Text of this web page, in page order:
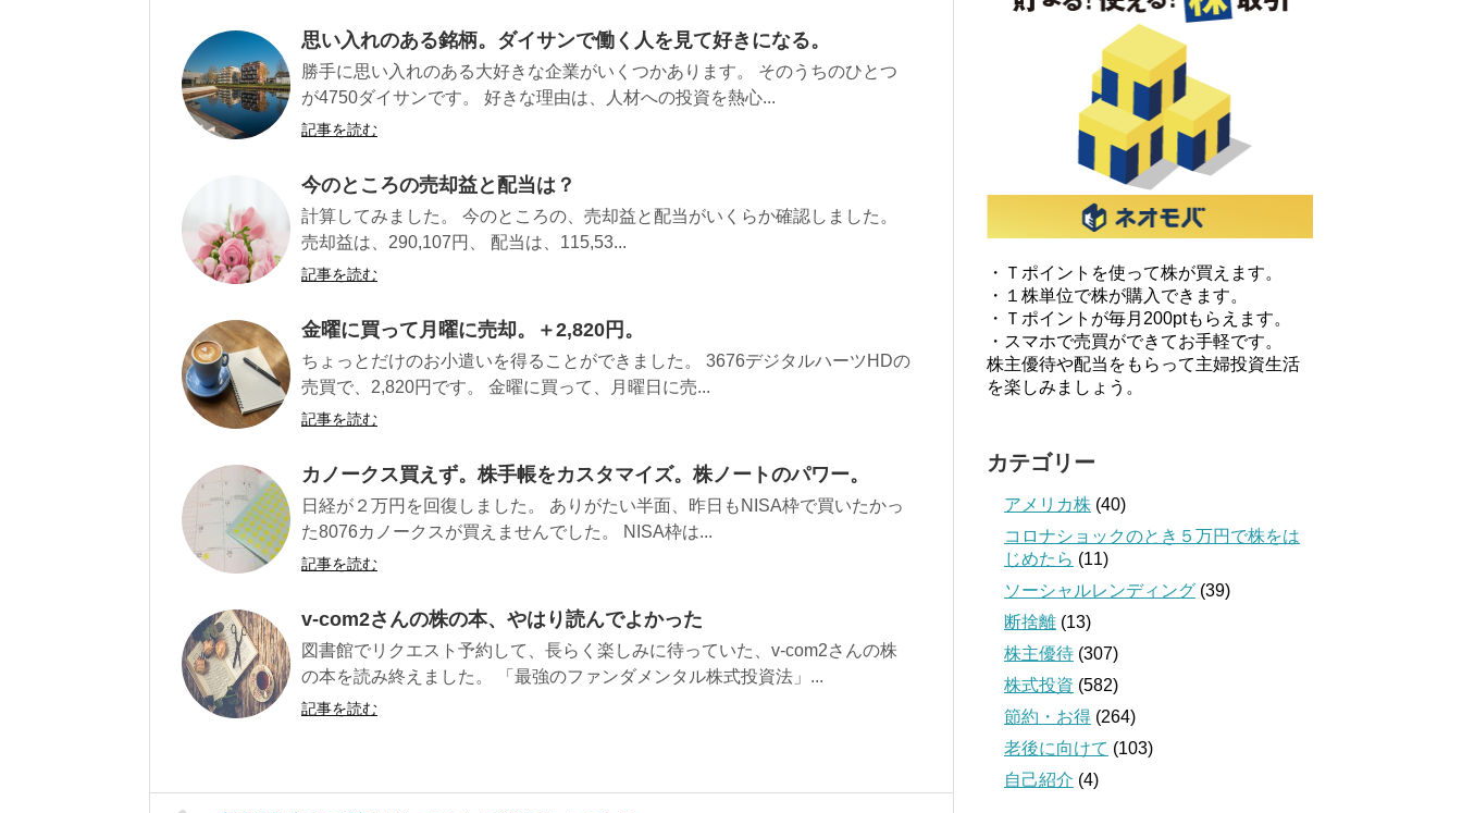
思い入れのある銘柄。ダイサンで働く人を見て好きになる。
勝手に思い入れのある大好きな企業がいくつかあります。 そのうちのひとつ
が4750ダイサンです。 好きな理由は、人材への投資を熱心...
記事を読む
今のところの売却益と配当は？
計算してみました。 今のところの、売却益と配当がいくらか確認しました。
売却益は、290,107円、 配当は、115,53...
記事を読む
金曜に買って月曜に売却。＋2,820円。
ちょっとだけのお小遣いを得ることができました。 3676デジタルハーツHDの
売買で、2,820円です。 金曜に買って、月曜日に売...
記事を読む
カノークス買えず。株手帳をカスタマイズ。株ノートのパワー。
日経が２万円を回復しました。 ありがたい半面、昨日もNISA枠で買いたかっ
た8076カノークスが買えませんでした。 NISA枠は...
記事を読む
v-com2さんの株の本、やはり読んでよかった
図書館でリクエスト予約して、長らく楽しみに待っていた、v-com2さんの株
の本を読み終えました。 「最強のファンダメンタル株式投資法」...
記事を読む
・Ｔポイントを使って株が買えます。
・１株単位で株が購入できます。
・Ｔポイントが毎月200ptもらえます。
・スマホで売買ができてお手軽です。
株主優待や配当をもらって主婦投資生活
を楽しみましょう。
カテゴリー
アメリカ株 (40)
コロナショックのとき５万円で株をは
じめたら (11)
ソーシャルレンディング (39)
断捨離 (13)
株主優待 (307)
株式投資 (582)
節約・お得 (264)
老後に向けて (103)
自己紹介 (4)